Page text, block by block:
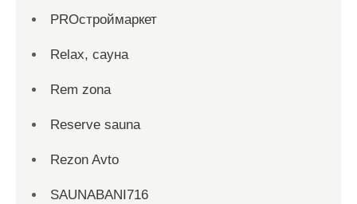
PROстроймаркет
Relax, сауна
Rem zona
Reserve sauna
Rezon Avto
SAUNABANI716